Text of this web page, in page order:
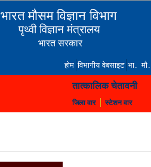
भारत मौसम विज्ञान विभाग
पृथ्वी विज्ञान मंत्रालय
भारत सरकार
होम विभागीय वेबसाइट भा.
तात्कालिक चेतावनी
जिला वार स्टेशन वार